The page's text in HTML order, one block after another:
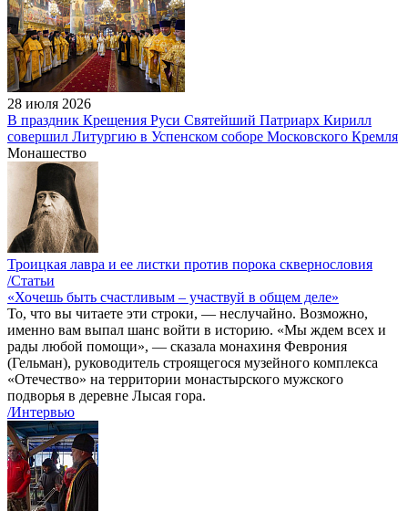
28 июля 2026
В праздник Крещения Руси Святейший Патриарх Кирилл
совершил Литургию в Успенском соборе Московского Кремля
Монашество
Троицкая лавра и ее листки против порока сквернословия
/Статьи
«Хочешь быть счастливым – участвуй в общем деле»
То, что вы читаете эти строки, — неслучайно. Возможно,
именно вам выпал шанс войти в историю. «Мы ждем всех и
рады любой помощи», — сказала монахиня Феврония
(Гельман), руководитель строящегося музейного комплекса
«Отечество» на территории монастырского мужского
подворья в деревне Лысая гора.
/Интервью